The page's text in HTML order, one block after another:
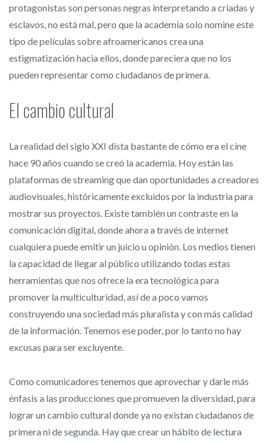
protagonistas son personas negras interpretando a criadas y
esclavos, no está mal, pero que la academia solo nomine este
tipo de películas sobre afroamericanos crea una
estigmatización hacia ellos, donde pareciera que no los
pueden representar como ciudadanos de primera.
El cambio cultural
La realidad del siglo XXI dista bastante de cómo era el cine
hace 90 años cuando se creó la academia. Hoy están las
plataformas de streaming que dan oportunidades a creadores
audiovisuales, históricamente excluidos por la industria para
mostrar sus proyectos. Existe también un contraste en la
comunicación digital, donde ahora a través de internet
cualquiera puede emitir un juicio u opinión. Los medios tienen
la capacidad de llegar al público utilizando todas estas
herramientas que nos ofrece la era tecnológica para
promover la multiculturidad, así de a poco vamos
construyendo una sociedad más pluralista y con más calidad
de la información. Tenemos ese poder, por lo tanto no hay
excusas para ser excluyente.
Como comunicadores tenemos que aprovechar y darle más
énfasis a las producciones que promueven la diversidad, para
lograr un cambio cultural donde ya no existan ciudadanos de
primera ni de segunda. Hay que crear un hábito de lectura